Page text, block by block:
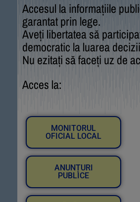
Accesul la informațiile
garantat prin lege.
Aveți libertatea să
democratic la luarea
Nu ezitați să faceți uz de
Acces la:
MONITORUL
OFICIAL LOCAL
ANUNȚURI
PUBLICE